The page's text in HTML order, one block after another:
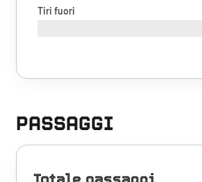
Tiri fuori
PASSAGGI
Totale passaggi